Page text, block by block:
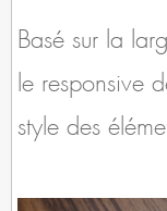
Basé sur la
le responsive
style des